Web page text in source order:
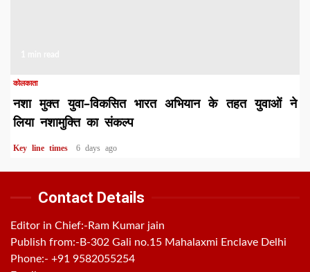
कोलकाता
नशा मुक्त युवा–विकसित भारत अभियान के तहत युवाओं ने
लिया नशामुक्ति का संकल्प
Key line times 6 days ago
Contact Details
Editor in Chief:-Ram Kumar jain
Publish from:- B-302 Gali no.15 Mahalaxmi Enclave Delhi
Phone:- +91 9582055254